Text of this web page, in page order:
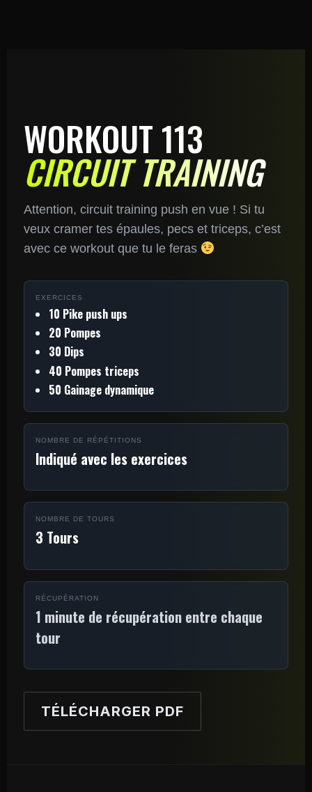
WORKOUT 113
CIRCUIT TRAINING
Attention, circuit training push en vue ! Si tu
veux cramer tes épaules, pecs et triceps, c’est
avec ce workout que tu le feras
EXERCICES
10 Pike push ups
20 Pompes
30 Dips
40 Pompes triceps
50 Gainage dynamique
NOMBRE DE RÉPÉTITIONS
Indiqué avec les exercices
NOMBRE DE TOURS
3 Tours
RÉCUPÉRATION
1 minute de récupération entre chaque
tour
TÉLÉCHARGER PDF